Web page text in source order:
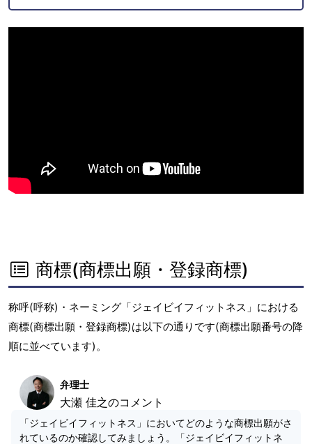
商標(商標出願・登録商標)
称呼(呼称)・ネーミング「ジェイビイフィットネス」における
商標(商標出願・登録商標)は以下の通りです(商標出願番号の降
順に並べています)。
弁理士
大瀬 佳之のコメント
「ジェイビイフィットネス」においてどのような商標出願がさ
れているのか確認してみましょう。「ジェイビイフィットネ